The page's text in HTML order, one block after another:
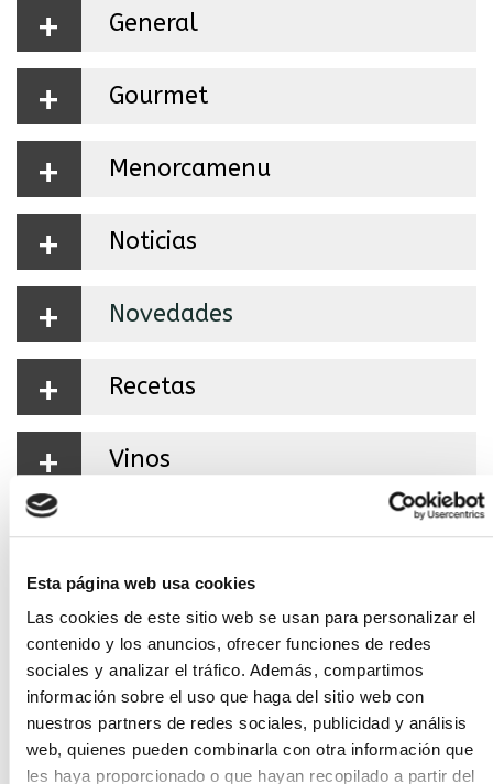
Esta página web usa cookies
Las cookies de este sitio web se usan para personalizar el
contenido y los anuncios, ofrecer funciones de redes
sociales y analizar el tráfico. Además, compartimos
información sobre el uso que haga del sitio web con
nuestros partners de redes sociales, publicidad y análisis
web, quienes pueden combinarla con otra información que
les haya proporcionado o que hayan recopilado a partir del
+ General
+ Gourmet
+ Menorcamenu
+ Noticias
+ Novedades
+ Recetas
+ Vinos